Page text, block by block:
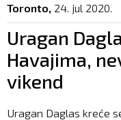
Toronto, 24. jul 2020.
Uragan
Havajima,
vikend
Uragan Daglas kreće